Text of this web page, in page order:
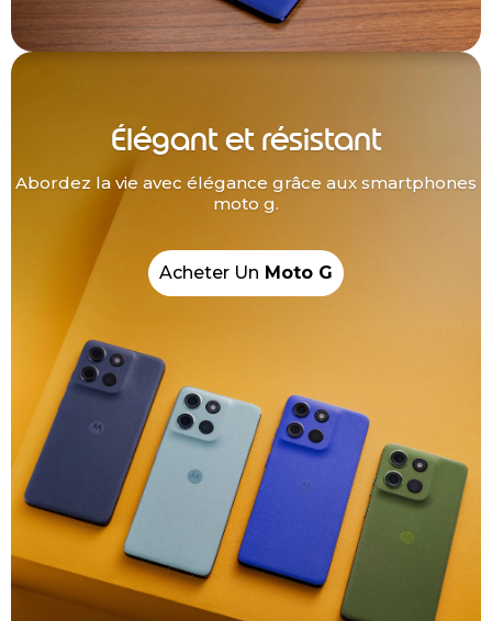
Élégant et résistant
Abordez la vie avec élégance grâce aux smartphones
moto g.
Acheter Un Moto G